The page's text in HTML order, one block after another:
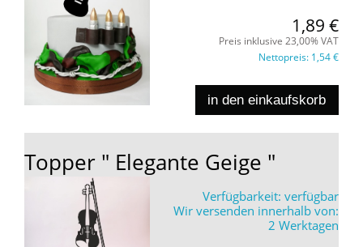
1,89 €
Preis inklusive 23,00% VAT
Nettopreis: 1,54 €
in den einkaufskorb
Topper " Elegante Geige "
Verfügbarkeit: verfügbar
Wir versenden innerhalb von:
2 Werktagen